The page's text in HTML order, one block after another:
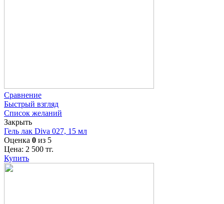
Сравнение
Быстрый взгляд
Список желаний
Закрыть
Гель лак Diva 027, 15 мл
Оценка 0 из 5
Цена: 2 500 тг.
Купить